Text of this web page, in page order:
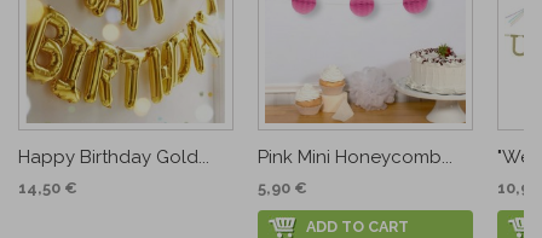
Happy Birthday Gold...
14,50 €
Pink Mini Honeycomb...
5,90 €
ADD TO CART
"We